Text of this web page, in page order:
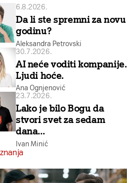
6.8.2026.
Da li ste spremni za novu
godinu?
Aleksandra Petrovski
30.7.2026.
AI neće voditi kompanije.
Ljudi hoće.
Ana Ognjenović
23.7.2026.
Lako je bilo Bogu da
stvori svet za sedam
dana…
Ivan Minić